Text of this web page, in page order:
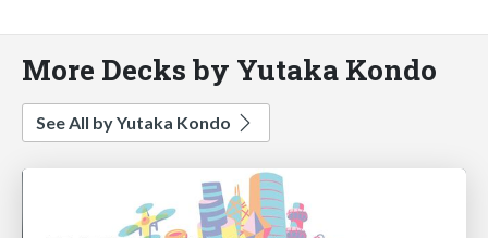
More Decks by Yutaka Kondo
See All by Yutaka Kondo